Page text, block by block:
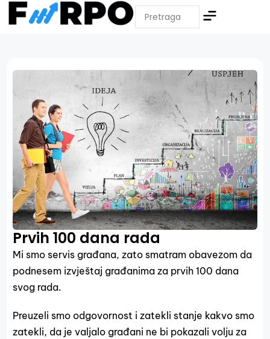
Prvih 100 dana rada
Mi smo servis građana, zato smatram obavezom da
podnesem izvještaj građanima za prvih 100 dana
svog rada.
Preuzeli smo odgovornost i zatekli stanje kakvo smo
zatekli, da je valjalo građani ne bi pokazali volju za